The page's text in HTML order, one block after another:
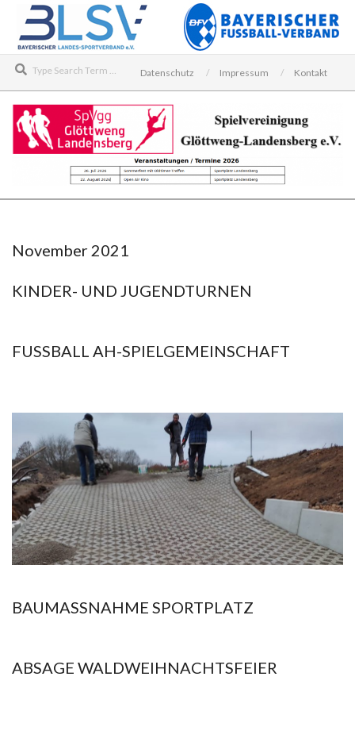
content
Datenschutz
Impressum Kontakt
SPIELVEREINIGUNG
LANDENSBERG
E.V.
MenuNovember 2021
KINDER- UND JUGENDTURNEN
25
FUSSBALL AH-SPIELGEMEINSCHAFT
25
BAUMASSNAHME SPORTPLATZ
25
ABSAGE WALDWEIHNACHTSFEIER